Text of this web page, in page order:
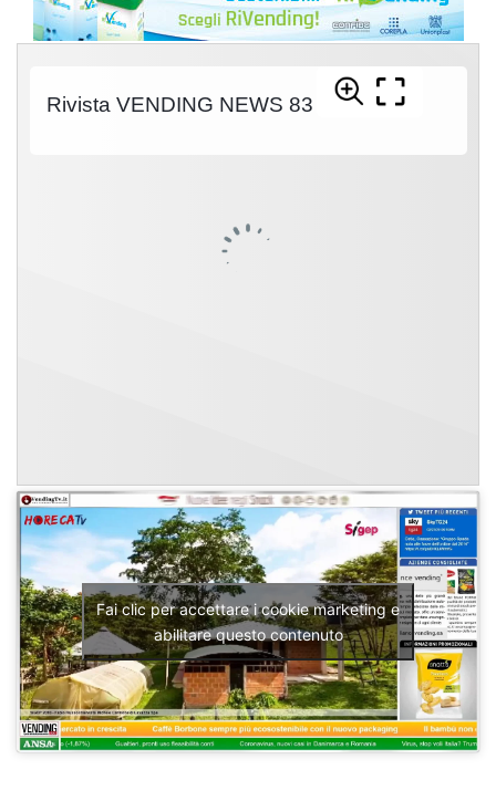
Fai clic per accettare i cookie marketing e
abilitare questo contenuto